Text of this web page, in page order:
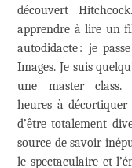
découvert
apprendre à lire un
autodidacte : je
Images. Je suis
une master class.
heures à
d’être totalement
source de savoir
le spectaculaire et